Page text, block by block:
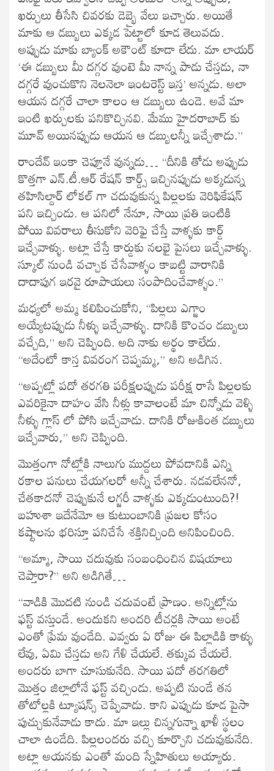
ఖర్చులు తీసేసి చివరకు డెబ్భై వేలు ఇచ్చారు. అయితే
మాకు ఆ డబ్బులు ఎక్కడ పెట్టాలో కూడ తెలువదు.
అప్పుడు మాకు బ్యాంక్ అకౌంట్ కూడా లేదు. మా లాయర్
‘ఈ డబ్బులు మీ దగ్గర వుంటె మీ నాన్న పాడు చేస్తడు, నా
దగ్గరే వుంచుకొని నెలనెలా ఇంటరెస్ట్ ఇస్త’ అన్నడు. అలా
ఆయన దగ్గరే చాలా కాలం ఆ డబ్బులు ఉండె. అవే మా
ఇంటి ఖర్చులకు పనికొచ్చినవి. మేము హైదరాబాద్ కు
మూవ్ అయినప్పుడు ఆయన ఆ డబ్బులన్నీ ఇచ్చేశాడు.”
రాందేవ్ ఇంకా చెప్తూనే వున్నడు… “దీనికి తోడు అప్పుడు
కొత్తగా ఎన్.టీ.ఆర్ రేషన్ కార్డ్స్ ఇచ్చినప్పుడు అక్కడున్న
తహిసిల్దార్ లోకల్ గా చదువుకున్న పిల్లలకు వెరిఫికేషన్
పని ఇచ్చిండు. ఆ పనిలో నేనూ, సాయి ప్రతి ఇంటికి
పోయి వివరాలు తీసుకోని వెరిఫై చేస్తే వాళ్ళకు కార్డ్
ఇచ్చేవాళ్ళు. అట్లా చేస్తే కార్డుకు నలభై పైసలు ఇచ్చేవాళ్ళు.
స్కూల్ నుండి వచ్చాక చేసేవాళ్ళం కాబట్టి వారానికి
దాదాపుగ ఇరవై రూపాయలు సంపాదించేవాళ్ళం.”
మధ్యలో అమ్మ కలిపించుకోని, “పిల్లలు ఎగ్జాం
అయ్యేటప్పుడు నీళ్ళు ఇచ్చేవాళ్ళు. దానికి కొంచం డబ్బులు
వచ్చేది,” అని చెప్పింది. అది నాకు అర్థం కాలేదు.
“అదేంటో కాస్త వివరంగ చెప్పమ్మ,” అని అడిగిన.
“అప్పట్లో పదో తరగతి పరీక్షలప్పుడు పరీక్ష రాసే పిల్లలకు
ఎవరికైనా దాహం వేసి నీళ్లు కావాలంటే మా చిన్నోడు వెళ్ళి
నీళ్ళు గ్లాస్ లో పోసి ఇచ్చేవాడు. దానికి రోజుకింత డబ్బులు
ఇచ్చేవారు,” అని చెప్పింది.
మొత్తంగా నోట్లోకి నాలుగు ముద్దలు పోవడానికి ఎన్ని
రకాల పనులు చేయగలరో అన్నీ చేశారు. నడవలేననో,
చేతకాదనో చెప్పుకునే లగ్జరీ వాళ్ళకు ఎక్కడుంటుంది?!
బహుశా ఇదేనేమో ఆ కుటుంబానికి ప్రజల కోసం
కష్టాలను భరిస్తూ పనిచేసే శక్తినిచ్చింది అనిపించింది.
“అమ్మా, సాయి చదువుకు సంబంధించిన విషయాలు
చెప్తారా?” అని అడిగితే…
“వాడికి మొదటి నుండి చదువంటే ప్రాణం. అన్నిట్లోను
ఫస్ట్ వస్తుండే. అందుకని అందరి టీచర్లకి సాయి అంటే
ఎంతో ప్రేమ వుండేది. ఎవ్వరు ఏ రోజు ఈ పిల్లాడికి కాళ్ళు
లేవు, ఏమి చేస్తడు అని గేళి చేయలే. తక్కువ చేయలే.
అందరు బాగా చూసుకునేది. సాయి పదో తరగతిలో
మొత్తం జిల్లాలోనే ఫస్ట్ వచ్చిండు. అప్పటి నుండే తన
తోటోల్లకి ట్యూషన్స్ చెప్పేవాడు. కాని ఎప్పుడు కూడ పైసా
పుచ్చుకునేవాడు కాదు. మా ఇల్లు చిన్నగున్నా ఖాళీ స్థలం
చాలా ఉండేది. పిల్లలందరు వచ్చి కూర్చొని చదువుకునేది.
అట్లా అయనకు ఎంతో మంది స్నేహితులు అయ్యారు.